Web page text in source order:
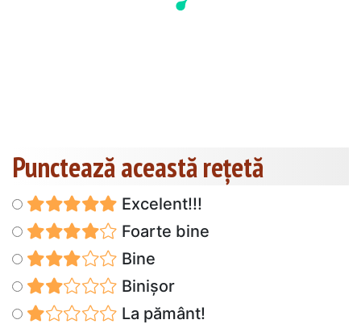
Punctează această reţetă
Excelent!!!
Foarte bine
Bine
Binișor
La pământ!